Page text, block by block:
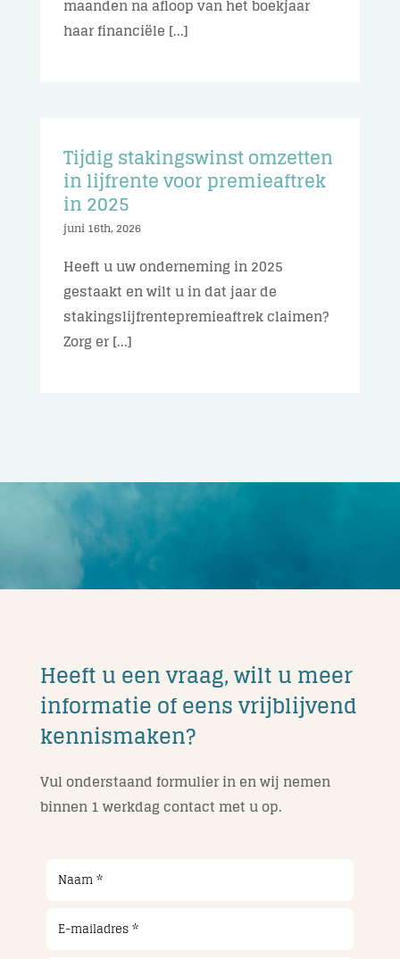
maanden na afloop van het boekjaar
haar financiële [...]
Tijdig stakingswinst omzetten
in lijfrente voor premieaftrek
in 2025
juni 16th, 2026
Heeft u uw onderneming in 2025
gestaakt en wilt u in dat jaar de
stakingslijfrentepremieaftrek claimen?
Zorg er [...]
Heeft u een vraag, wilt u meer
informatie of eens vrijblijvend
kennismaken?
Vul onderstaand formulier in en wij nemen
binnen 1 werkdag contact met u op.